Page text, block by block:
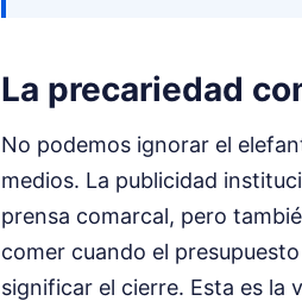
La precariedad
No podemos ignorar el
medios. La publicidad
prensa comarcal, pero
comer cuando el
significar el cierre. Esta es la